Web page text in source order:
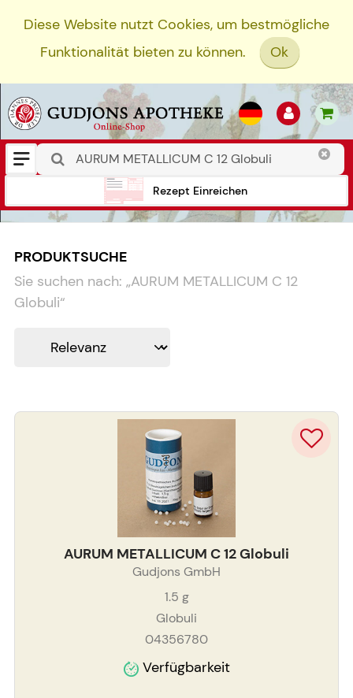
Diese Website nutzt Cookies, um bestmögliche
Funktionalität bieten zu können.
Ok
Rezept Einreichen
PRODUKTSUCHE
Sie suchen nach: „AURUM METALLICUM C 12
Globuli“
AURUM METALLICUM C 12 Globuli
Gudjons GmbH
1.5 g
Globuli
04356780
Verfügbarkeit